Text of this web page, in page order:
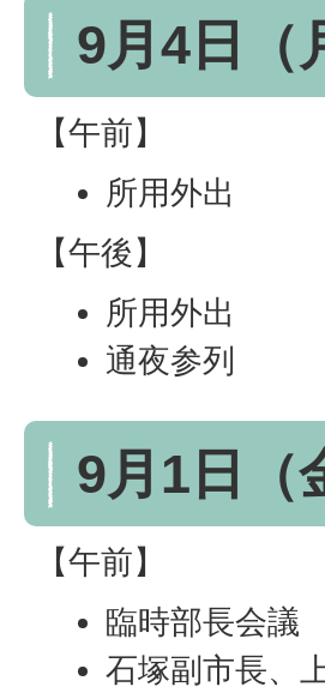
9月4日（
【午前】
所用外出
【午後】
所用外出
通夜参列
9月1日（
【午前】
臨時部長会議
石塚副市長、